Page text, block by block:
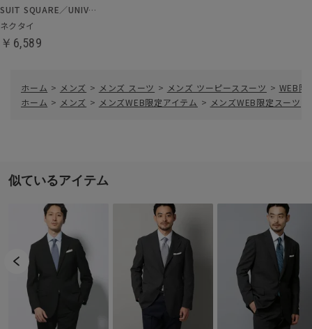
SUIT SQUARE／UNIVERSAL LANGUAGE
ネクタイ
￥6,589
ホーム > メンズ > メンズ スーツ > メンズ ツーピーススーツ > WEB限
ホーム > メンズ > メンズWEB限定アイテム > メンズWEB限定スーツ